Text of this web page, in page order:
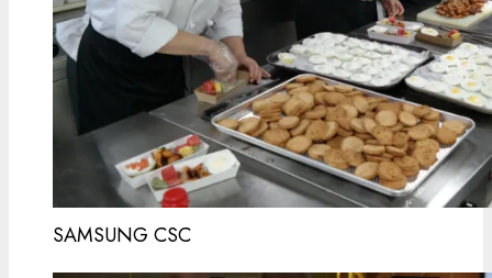
SAMSUNG CSC